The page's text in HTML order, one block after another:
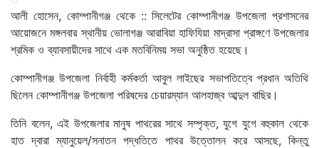
আলী হোসেন, কোম্পানীগঞ্জ থেকে :: সিলেটের কোম্পানীগঞ্জ উপজেলা প্রশাসনের
আয়োজনে মঙ্গলবার স্থানীয় ভোলাগঞ্জ আরাবিয়া হাফিযিয়া মাদ্রাসা প্রাঙ্গণে উপজেলার
শ্রমিক ও ব্যাবসায়ীদের সাথে এক মতবিনিময় সভা অনুষ্ঠিত হয়েছে।
কোম্পানীগঞ্জ উপজেলা নির্বাহী কর্মকর্তা আবুল লাইছের সভাপতিত্বে প্রধান অতিথি
ছিলেন কোম্পানীগঞ্জ উপজেলা পরিষদের চেয়ারম্যান আলহাজ্ব আব্দুল বাছির।
তিনি বলেন, এই উপজেলার মানুষ পাথরের সাথে সম্পৃক্ত, যুগে যুগে বহুকাল থেকে
হাত দ্বারা ম্যানুয়েল/সনাতন পদ্ধতিতে পাথর উত্তোলন করে আসছে, কিন্তু